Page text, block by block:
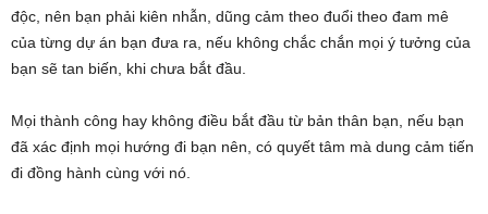
độc, nên bạn phải kiên nhẫn, dũng cảm theo đuổi theo đam mê
của từng dự án bạn đưa ra, nếu không chắc chắn mọi ý tưởng của
bạn sẽ tan biến, khi chưa bắt đầu.
Mọi thành công hay không điều bắt đầu từ bản thân bạn, nếu bạn
đã xác định mọi hướng đi bạn nên, có quyết tâm mà dung cảm tiến
đi đồng hành cùng với nó.